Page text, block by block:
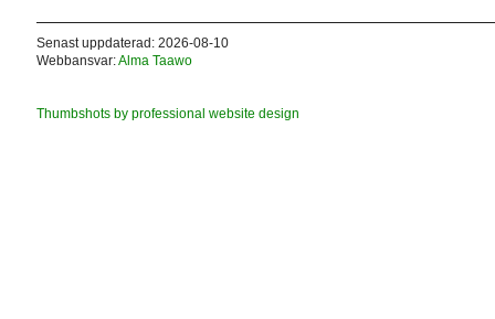
Senast uppdaterad: 2026-08-10
Webbansvar:Alma Taawo
Thumbshots by professional website design